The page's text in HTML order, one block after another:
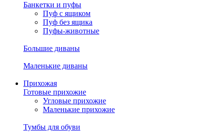
Банкетки и пуфы
Пуф с ящиком
Пуф без ящика
Пуфы-животные
Большие диваны
Маленькие диваны
Прихожая
Готовые прихожие
Угловые прихожие
Маленькие прихожие
Тумбы для обуви